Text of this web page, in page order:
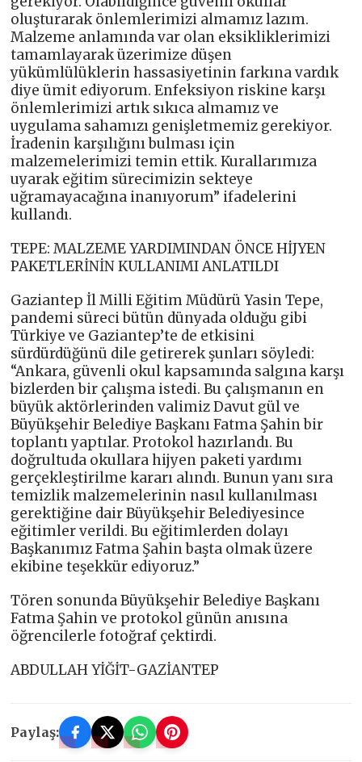
oluşturarak önlemlerimizi almamız lazım.
Malzeme anlamında var olan eksikliklerimizi
tamamlayarak üzerimize düşen
yükümlülüklerin hassasiyetinin farkına vardık
diye ümit ediyorum. Enfeksiyon riskine karşı
önlemlerimizi artık sıkıca almamız ve
uygulama sahamızı genişletmemiz gerekiyor.
İradenin karşılığını bulması için
malzemelerimizi temin ettik. Kurallarımıza
uyarak eğitim sürecimizin sekteye
uğramayacağına inanıyorum” ifadelerini
kullandı.
TEPE: MALZEME YARDIMINDAN ÖNCE HİJYEN
PAKETLERİNİN KULLANIMI ANLATILDI
Gaziantep İl Milli Eğitim Müdürü Yasin Tepe,
pandemi süreci bütün dünyada olduğu gibi
Türkiye ve Gaziantep’te de etkisini
sürdürdüğünü dile getirerek şunları söyledi:
“Ankara, güvenli okul kapsamında salgına karşı
bizlerden bir çalışma istedi. Bu çalışmanın en
büyük aktörlerinden valimiz Davut gül ve
Büyükşehir Belediye Başkanı Fatma Şahin bir
toplantı yaptılar. Protokol hazırlandı. Bu
doğrultuda okullara hijyen paketi yardımı
gerçekleştirilme kararı alındı. Bunun yanı sıra
temizlik malzemelerinin nasıl kullanılması
gerektiğine dair Büyükşehir Belediyesince
eğitimler verildi. Bu eğitimlerden dolayı
Başkanımız Fatma Şahin başta olmak üzere
ekibine teşekkür ediyoruz.”
Tören sonunda Büyükşehir Belediye Başkanı
Fatma Şahin ve protokol günün anısına
öğrencilerle fotoğraf çektirdi.
ABDULLAH YİĞİT-GAZİANTEP
Paylaş: